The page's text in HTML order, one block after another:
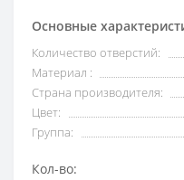
Основные
Количество отверстий:
Материал :
Страна производителя:
Цвет:
Группа:
Кол-во: